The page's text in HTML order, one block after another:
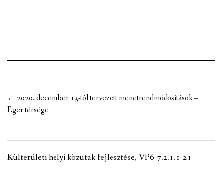
HIRDETMÉNYEK
Post
navigation
← 2020. december 13-tól tervezett menetrendmódosítások –
Eger térsége
Külterületi helyi közutak fejlesztése, VP6-7.2.1.1-21